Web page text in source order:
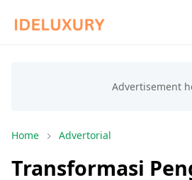
Home Advertorial
Transformasi